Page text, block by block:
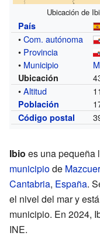
Ubicación de
País
•Com. autónoma
• Provincia
• Municipio
Ubicación
•Altitud
Población
Código postal
Ibio es una pequeña
municipiode
Cantabria, España.
el nivel del mar y
municipio. En 2024,
INE.